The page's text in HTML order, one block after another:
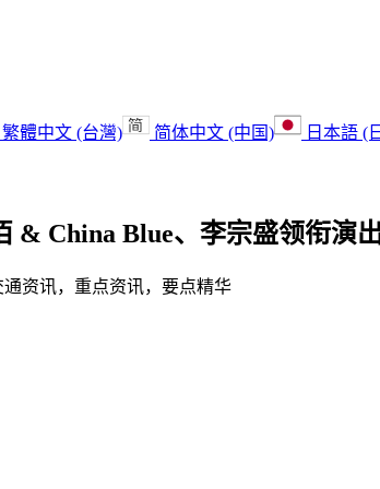
繁體中文 (台灣) 简体中文 (中国) 日本語 (
& China Blue、李宗盛领衔演
资讯，重点资讯，要点精华